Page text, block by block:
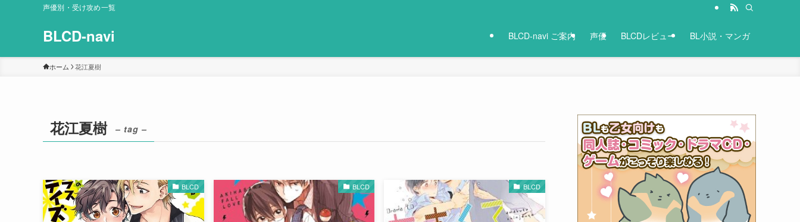
声優別・受け攻め一覧
BLCD-navi BLCD-navi ご案内 声優 BLCDレビュー BL小説・マンガ
ホーム 花江夏樹
花江夏樹 – tag –
BLCD BLCD BLCD